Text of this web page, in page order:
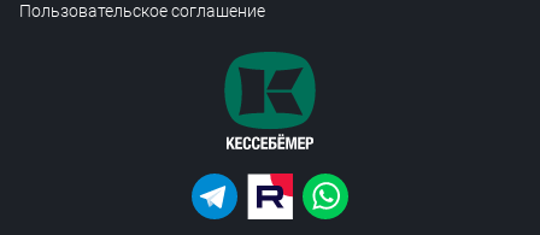
Пользовательское соглашение